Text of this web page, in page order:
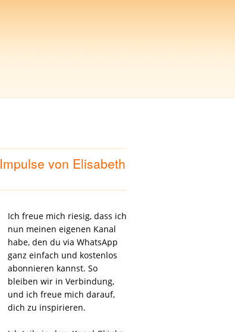
von Elisabeth
Ich freue mich riesig, dass ich
nun meinen eigenen Kanal
habe, den du via WhatsApp
ganz einfach und kostenlos
abonnieren kannst. So
bleiben wir in Verbindung,
und ich freue mich darauf,
dich zu inspirieren.